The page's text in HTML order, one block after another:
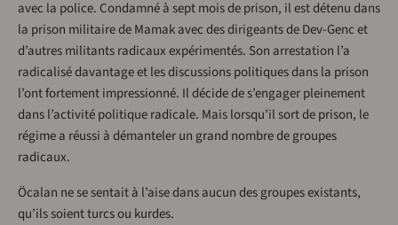
avec la police. Condamné à sept mois de prison, il est détenu dans
la prison militaire de Mamak avec des dirigeants de Dev-Genc et
d’autres militants radicaux expérimentés. Son arrestation l’a
radicalisé davantage et les discussions politiques dans la prison
l’ont fortement impressionné. Il décide de s’engager pleinement
dans l’activité politique radicale. Mais lorsqu’il sort de prison, le
régime a réussi à démanteler un grand nombre de groupes
radicaux.
Öcalan ne se sentait à l’aise dans aucun des groupes existants,
qu’ils soient turcs ou kurdes.